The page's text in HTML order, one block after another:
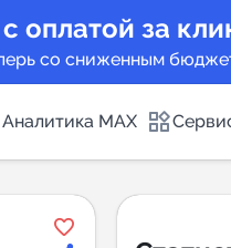
оплатой за
со сниженным
Аналитика MAX